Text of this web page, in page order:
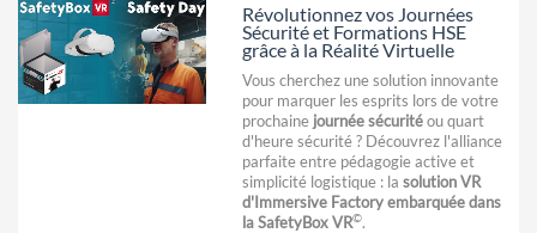
Révolutionnez vos Journées
Sécurité et Formations HSE
grâce à la Réalité Virtuelle
Vous cherchez une solution innovante
pour marquer les esprits lors de votre
prochaine journée sécuritéou quart
d'heure sécurité ? Découvrez l'alliance
parfaite entre pédagogie active et
simplicité logistique : la solution VR
d'Immersive Factory embarquée dans
la SafetyBox VR©.